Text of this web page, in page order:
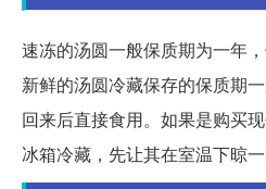
速冻的汤圆一般保质期为一年
新鲜的汤圆冷藏保存的保质期
回来后直接食用。如果是购买
冰箱冷藏，先让其在室温下晾一